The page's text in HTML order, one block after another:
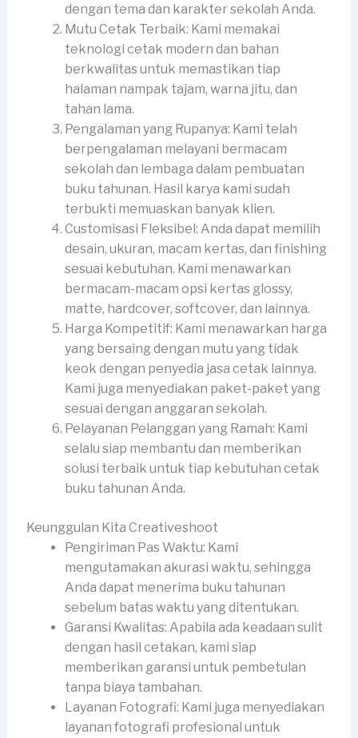
dengan tema dan karakter sekolah Anda.
Mutu Cetak Terbaik: Kami memakai
teknologi cetak modern dan bahan
berkwalitas untuk memastikan tiap
halaman nampak tajam, warna jitu, dan
tahan lama.
Pengalaman yang Rupanya: Kami telah
berpengalaman melayani bermacam
sekolah dan lembaga dalam pembuatan
buku tahunan. Hasil karya kami sudah
terbukti memuaskan banyak klien.
Customisasi Fleksibel: Anda dapat memilih
desain, ukuran, macam kertas, dan finishing
sesuai kebutuhan. Kami menawarkan
bermacam-macam opsi kertas glossy,
matte, hardcover, softcover, dan lainnya.
Harga Kompetitif: Kami menawarkan harga
yang bersaing dengan mutu yang tidak
keok dengan penyedia jasa cetak lainnya.
Kami juga menyediakan paket-paket yang
sesuai dengan anggaran sekolah.
Pelayanan Pelanggan yang Ramah: Kami
selalu siap membantu dan memberikan
solusi terbaik untuk tiap kebutuhan cetak
buku tahunan Anda.
Keunggulan Kita Creativeshoot
Pengiriman Pas Waktu: Kami
mengutamakan akurasi waktu, sehingga
Anda dapat menerima buku tahunan
sebelum batas waktu yang ditentukan.
Garansi Kwalitas: Apabila ada keadaan sulit
dengan hasil cetakan, kami siap
memberikan garansi untuk pembetulan
tanpa biaya tambahan.
Layanan Fotografi: Kami juga menyediakan
layanan fotografi profesional untuk